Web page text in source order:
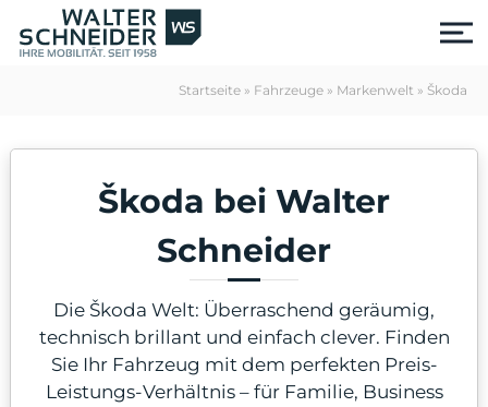
Startseite » Fahrzeuge » Markenwelt » Škoda
Škoda bei Walter
Schneider
Die Škoda Welt: Überraschend geräumig,
technisch brillant und einfach clever. Finden
Sie Ihr Fahrzeug mit dem perfekten Preis-
Leistungs-Verhältnis – für Familie, Business